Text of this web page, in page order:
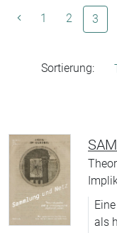
1 2 3
Sortierung:
als